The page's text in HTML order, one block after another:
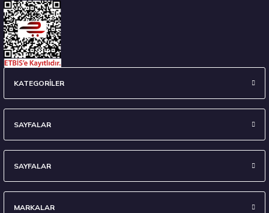
KATEGORİLER
SAYFALAR
SAYFALAR
MARKALAR